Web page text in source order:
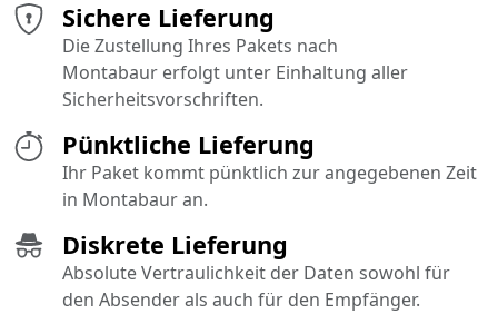
Pünktliche Lieferung
Ihr Paket kommt pünktlich zur angegebenen Zeit
in Montabaur an.
Sichere Lieferung
Die Zustellung Ihres Pakets nach
Montabaur erfolgt unter Einhaltung aller
Sicherheitsvorschriften.
Diskrete Lieferung
Absolute Vertraulichkeit der Daten sowohl für
den Absender als auch für den Empfänger.